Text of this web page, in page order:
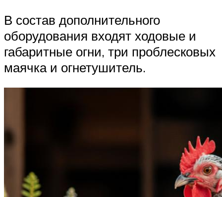
В состав дополнительного
оборудования входят ходовые и
габаритные огни, три проблесковых
маячка и огнетушитель.